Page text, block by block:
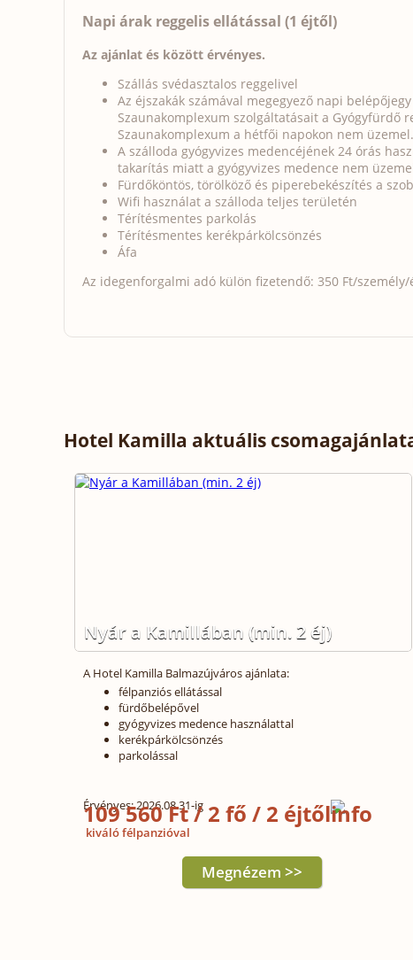
Napi árak reggelis ellátással (1 éjtől)
Az ajánlat és között érvényes.
Szállás svédasztalos reggelivel
Az éjszakák számával megegyező napi
Szaunakomplexum szolgáltatásait a
Szaunakomplexum a hétfői napokon nem
A szálloda gyógyvizes medencéjének 24 órás
takarítás miatt a gyógyvizes medence nem
Fürdőköntös, törölköző és piperebekészítés a
Wifi használat a szálloda teljes területén
Térítésmentes parkolás
Térítésmentes kerékpárkölcsönzés
Áfa
Az idegenforgalmi adó külön fizetendő: 350 Ft/személy/
Hotel Kamilla aktuális
Nyár a Kamillában (min. 2 éj)
A Hotel Kamilla Balmazújváros ajánlata:
félpanziós ellátással
fürdőbelépővel
gyógyvizes medence használattal
kerékpárkölcsönzés
parkolással
Érvényes: 2026.08.31-ig
109 560 Ft / 2 fő / 2 éjtől
kiváló félpanzióval
Megnézem >>